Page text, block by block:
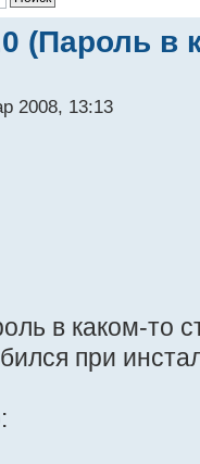
(Пароль в
2008, 13:13
в каком-то
при